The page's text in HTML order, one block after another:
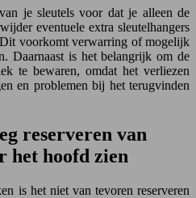
je sleutels voor dat je alleen de
eventuele extra sleutelhangers
voorkomt verwarring of mogelijk
Daarnaast is het belangrijk om de
te bewaren, omdat het verliezen
en problemen bij het terugvinden
reserveren van
het hoofd zien
is het niet van tevoren reserveren